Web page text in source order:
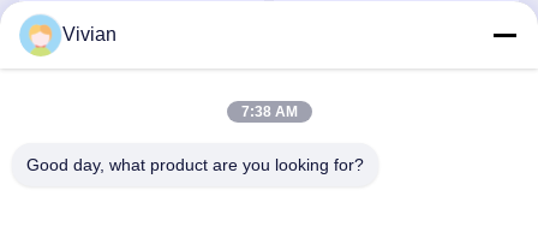
cylinder seal kit 826B
Uzyskaj najlepszą cenę
Filtr oleju hydraulicznego
HM400-2 HM350-2
Uzyskaj najlepszą cenę
Vivian
7:38 AM
Good day, what product are you looking for?